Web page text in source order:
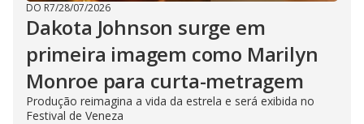
DO R7/28/07/2026
Dakota Johnson surge em
primeira imagem como Marilyn
Monroe para curta-metragem
Produção reimagina a vida da estrela e será exibida no
Festival de Veneza